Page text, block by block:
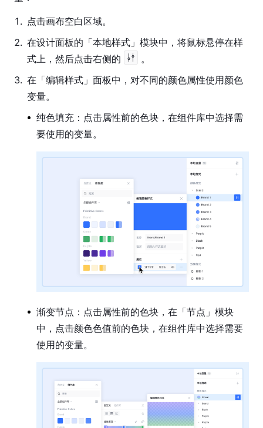
户
端
常
见
问
题
故
1 . 点击画布空白区域。
2. 在设计面板的「本地样式」模块中，将鼠标悬停在样
式上，然后点击右侧的
。
3. 在「编辑样式」面板中，对不同的颜色属性使用颜色
变量。
纯色填充：点击属性前的色块，在组件库中选择需
要使用的变量。
渐变节点：点击属性前的色块，在「节点」模块
中，点击颜色色值前的色块，在组件库中选择需要
使用的变量。